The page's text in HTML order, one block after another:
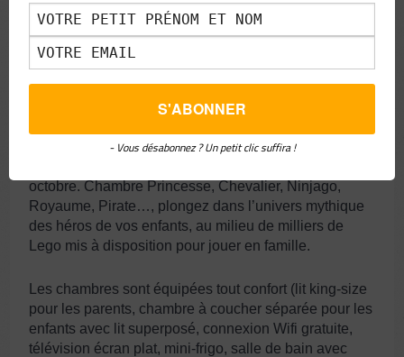
DANS UN CHÂTEAU DE LEGO : L’HÔTEL LEGO À BILLUND AU
DANEMARK
Situé à proximité du parc d’attraction LEGOLAND,
briques et propose des chambres à thèmes avec une
octobre. Chambre Princesse, Chevalier, Ninjago,
Royaume, Pirate…, plongez dans l’univers mythique
des héros de vos enfants, au milieu de milliers de
Lego mis à disposition pour jouer en famille.
Les chambres sont équipées tout confort (lit king-size
pour les parents, chambre à coucher séparée pour les
enfants avec lit superposé, connexion Wifi gratuite,
télévision écran plat, mini-frigo, salle de bain avec
- Vous désabonnez ? Un petit clic suffira !